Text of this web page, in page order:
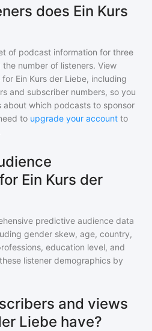
does Ein Kurs
of podcast information for three
number of listeners. View
for Ein Kurs der Liebe, including
and subscriber numbers, so you
which podcasts to sponsor
to upgrade your account to
Ein Kurs der
predictive audience data
gender skew, age, country,
education level, and
listener demographics by
and views
Liebe have?